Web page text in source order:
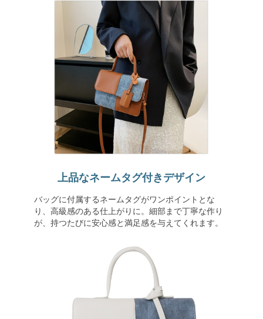
上品なネームタグ付きデザイン
バッグに付属するネームタグがワンポイントとな
り、高級感のある仕上がりに。細部まで丁寧な作り
が、持つたびに安心感と満足感を与えてくれます。